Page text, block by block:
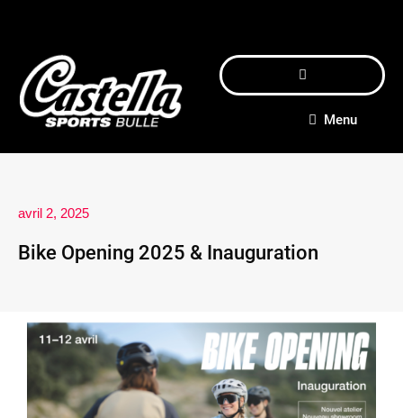
Menu
avril 2, 2025
Bike Opening 2025 & Inauguration